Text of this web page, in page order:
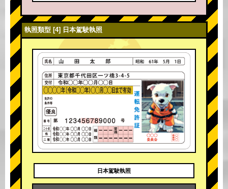
執照類型 [4] 日本駕駛執照
日本駕駛執照